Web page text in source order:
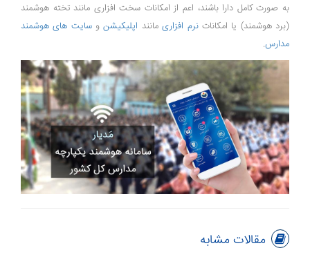
به صورت کامل دارا باشند، اعم از امکانات سخت افزاری مانند تخته هوشمند
(برد هوشمند) یا امکاناتنرم افزاریمانند اپلیکیشنوسایت های هوشمند
مدارس.
مقالات مشابه